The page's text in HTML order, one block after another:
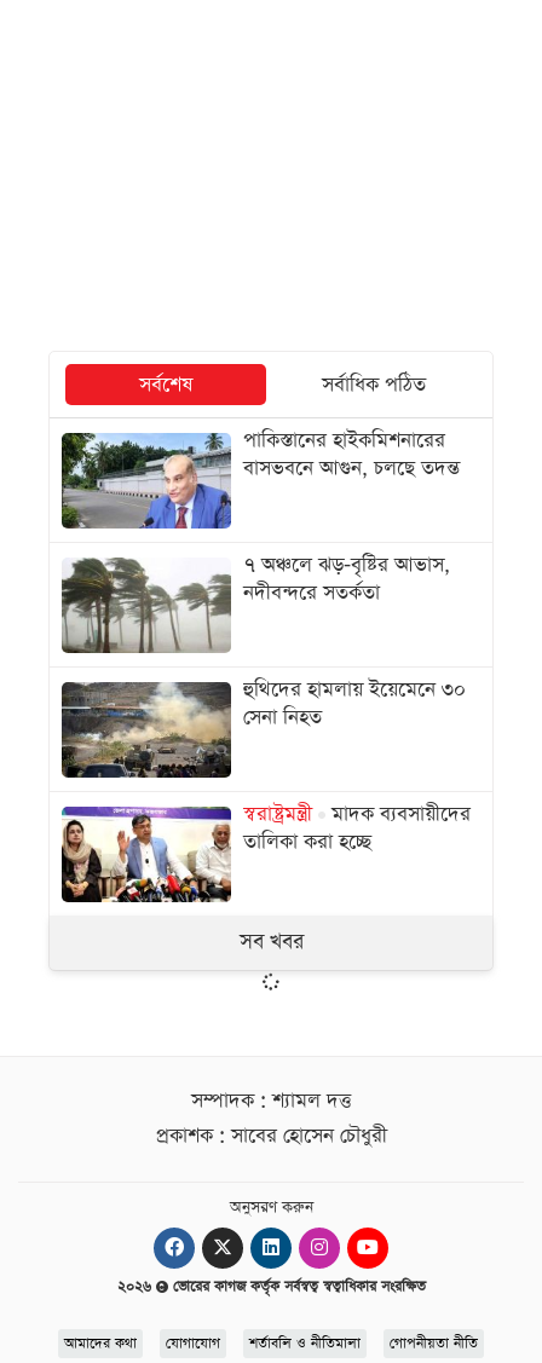
সর্বশেষ
সর্বাধিক পঠিত
পাকিস্তানের হাইকমিশনারের
বাসভবনে আগুন, চলছে তদন্ত
৭ অঞ্চলে ঝড়-বৃষ্টির আভাস,
নদীবন্দরে সতর্কতা
হুথিদের হামলায় ইয়েমেনে ৩০
সেনা নিহত
স্বরাষ্ট্রমন্ত্রী
মাদক ব্যবসায়ীদের
তালিকা করা হচ্ছে
সব খবর
সম্পাদক : শ্যামল দত্ত
প্রকাশক : সাবের হোসেন চৌধুরী
অনুসরণ করুন
২০২৬ ভোরের কাগজ কর্তৃক সর্বস্বত্ব স্বত্বাধিকার সংরক্ষিত
আমাদের কথা যোগাযোগ শর্তাবলি ও নীতিমালা গোপনীয়তা নীতি